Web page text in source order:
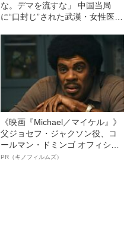
な。デマを流すな」 中国当局
に“口封じ”された武漢・女性医師
《映画『Michael／マイケル』》
父ジョセフ・ジャクソン役、コ
ールマン・ドミンゴ オフィシャ
ルインタビュー“観客を魅了した
PR（キノフィルムズ）